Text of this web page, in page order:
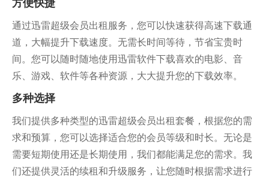
方便快捷
通过迅雷超级会员出租服务，您可以快速获得高速下载通
道，大幅提升下载速度。无需长时间等待，节省宝贵时
间。您可以随时随地使用迅雷软件下载喜欢的电影、音
乐、游戏、软件等各种资源，大大提升您的下载效率。
多种选择
我们提供多种类型的迅雷超级会员出租套餐，根据您的需
求和预算，您可以选择适合您的会员等级和时长。无论是
需要短期使用还是长期使用，我们都能满足您的需求。我
们还提供灵活的续租和升级服务，让您随时根据需求进行